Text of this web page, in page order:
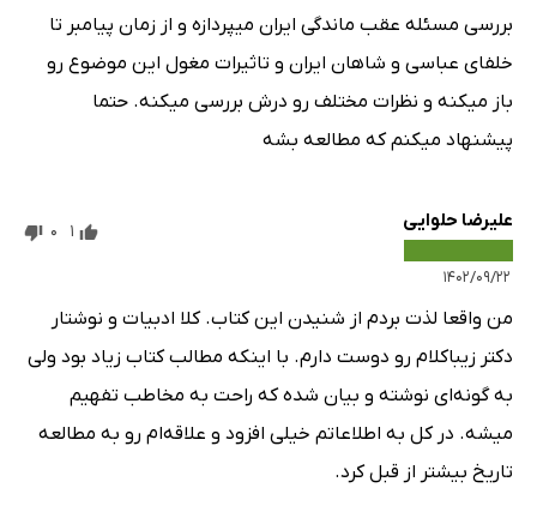
بررسی مسئله عقب ماندگی ایران میپردازه و از زمان پیامبر تا
خلفای عباسی و شاهان ایران و تاثیرات مغول این موضوع رو
باز میکنه و نظرات مختلف رو درش بررسی میکنه. حتما
پیشنهاد میکنم که مطالعه بشه
علیرضا حلوایی
۱۴۰۲/۰۹/۲۲
1
0
من واقعا لذت بردم از شنیدن این کتاب. کلا ادبیات و نوشتار
دکتر زیباکلام رو دوست دارم. با اینکه مطالب کتاب زیاد بود ولی
به گونه‌ای نوشته و بیان شده که راحت به مخاطب تفهیم
میشه. در کل به اطلاعاتم خیلی افزود و علاقه‌ام رو به مطالعه
تاریخ بیشتر از قبل کرد.